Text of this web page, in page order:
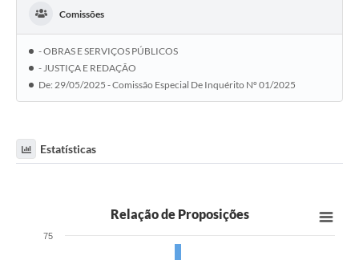
Comissões
- OBRAS E SERVIÇOS PÚBLICOS
- JUSTIÇA E REDAÇÃO
De: 29/05/2025 - Comissão Especial De Inquérito Nº 01/2025
Estatísticas
Relação de Proposições
75